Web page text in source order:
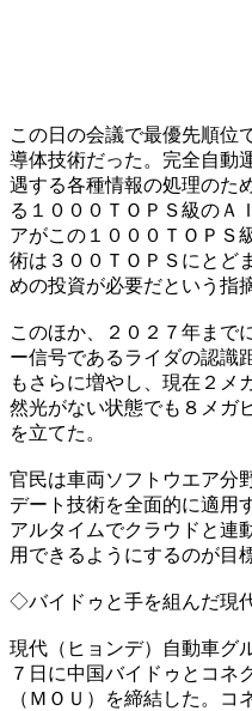
この日の会議で最優先順位
導体技術だった。完全自動
遇する各種情報の処理のた
る１０００ＴＯＰＳ級のＡ
アがこの１０００ＴＯＰＳ
術は３００ＴＯＰＳにとど
めの投資が必要だという指
このほか、２０２７年まで
ー信号であるライダの認識
もさらに増やし、現在２メ
然光がない状態でも８メガ
を立てた。
官民は車両ソフトウエア分
デート技術を全面的に適用
アルタイムでクラウドと連
用できるようにするのが目
◇バイドゥと手を組んだ現
現代（ヒョンデ）自動車グ
７日に中国バイドゥとコネ
（ＭＯＵ）を締結した。